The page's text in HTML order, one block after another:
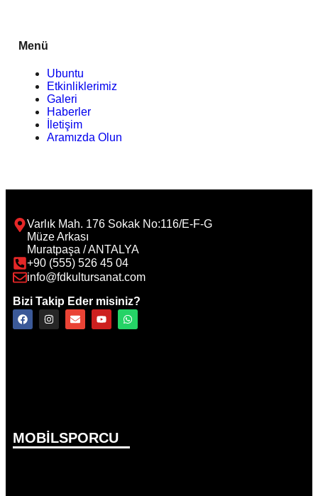
Menü
Ubuntu
Etkinliklerimiz
Galeri
Haberler
İletişim
Aramızda Olun
Varlık Mah. 176 Sokak No:116/E-F-G
Müze Arkası
Muratpaşa / ANTALYA
+90 (555) 526 45 04
info@fdkultursanat.com
Bizi Takip Eder misiniz?
MOBİLSPORCU